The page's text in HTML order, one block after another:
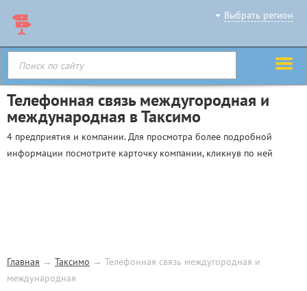
Выбрать регион
Телефонная связь междугородная и
международная в Таксимо
4 предприятия и компании. Для просмотра более подробной
информации посмотрите карточку компании, кликнув по ней
Главная → Таксимо → Телефонная связь междугородная и
международная